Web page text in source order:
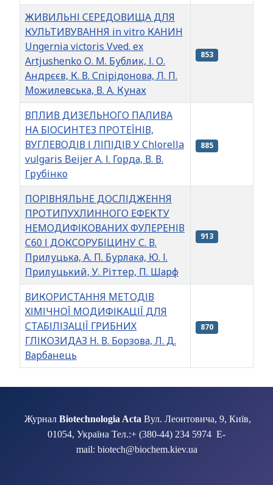
ЖИВИЛЬНІ СЕРЕДОВИЩА ДЛЯ
КУЛЬТИВУВАННЯ in vitro КАНИН
Ungernia victoris Vved. ex
Artjushenko О. М. Бублик, І. О.
Андрєєв, К. В. Спірідонова, Л. П.
Можилевська, В. А. Кунах
853
ВПЛИВ ДИЗЕЛЬНОГО ПАЛИВА
НА БІОСИНТЕЗ ПРОТЕЇНІВ,
ВУГЛЕВОДІВ І ЛІПІДІВ У Chlorella
vulgaris Beijer А. І. Горда, В. В.
Грубінко
885
ПОРІВНЯЛЬНЕ ДОСЛІДЖЕННЯ
ПРОТИПУХЛИННОГО ЕФЕКТУ
НЕМОДИФІКОВАНИХ ФУЛЕРЕНІВ
C60 І ДОКСОРУБІЦИНУ С. В.
Прилуцька, А. П. Бурлака, Ю. І.
Прилуцький, У. Ріттер, П. Шарф
913
ВИКОРИСТАННЯ МЕТОДІВ
ХІМІЧНОЇ МОДИФІКАЦІЇ ДЛЯ
СТАБІЛІЗАЦІЇ ГРИБНИХ
ГЛІКОЗИДАЗ Н. В. Борзова, Л. Д.
Варбанець
870
Журнал Biotechnologia Acta Вул. Леонтовича, 9, Київ,
01054, Україна Тел.:+ (380-44) 234 5974 E-
mail: biotech@biochem.kiev.ua